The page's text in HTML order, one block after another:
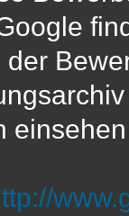
der